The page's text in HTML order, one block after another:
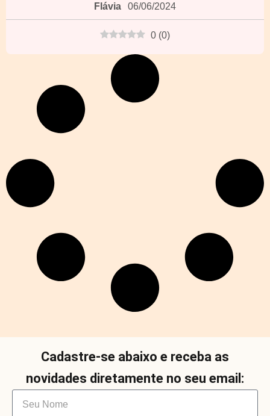
Flávia 06/06/2024
0 (0)
Cadastre-se abaixo e receba as
novidades diretamente no seu email: